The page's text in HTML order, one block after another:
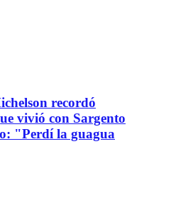
recordó
vivió con Sargento
"Perdí la guagua